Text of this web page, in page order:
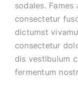
sodales.
consectetur
dictumst
consectetur
dis vestibulum
fermentum